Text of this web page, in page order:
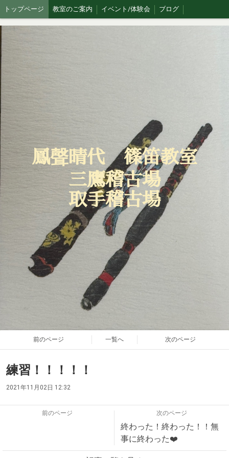
トップページ 教室のご案内 イベント/体験会 ブログ
鳳聲晴代 篠笛教室
三鷹稽古場
取手稽古場
前のページ 一覧へ 次のページ
練習！！！！！
2021年11月02日 12:32
前のページ 次のページ
終わった！終わった！！無
事に終わった❤️